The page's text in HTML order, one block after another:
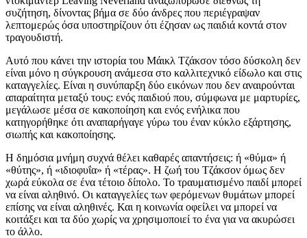
συζήτηση, δίνοντας βήμα σε δύο άνδρες που περιέγραψαν
λεπτομερώς όσα υποστηρίζουν ότι έζησαν ως παιδιά κοντά στον
τραγουδιστή.
Αυτό που κάνει την ιστορία του Μάικλ Τζάκσον τόσο δύσκολη δεν
είναι μόνο η σύγκρουση ανάμεσα στο καλλιτεχνικό είδωλο και στις
καταγγελίες. Είναι η συνύπαρξη δύο εικόνων που δεν αναιρούνται
απαραίτητα μεταξύ τους: ενός παιδιού που, σύμφωνα με μαρτυρίες,
μεγάλωσε μέσα σε κακοποίηση και ενός ενήλικα που
κατηγορήθηκε ότι αναπαρήγαγε γύρω του έναν κύκλο εξάρτησης,
σιωπής και κακοποίησης.
Η δημόσια μνήμη συχνά θέλει καθαρές απαντήσεις: ή «θύμα» ή
«θύτης», ή «ιδιοφυΐα» ή «τέρας». Η ζωή του Τζάκσον όμως δεν
χωρά εύκολα σε ένα τέτοιο δίπολο. Το τραυματισμένο παιδί μπορεί
να είναι αληθινό. Οι καταγγελίες των φερόμενων θυμάτων μπορεί
επίσης να είναι αληθινές. Και η κοινωνία οφείλει να μπορεί να
κοιτάξει και τα δύο χωρίς να χρησιμοποιεί το ένα για να ακυρώσει
το άλλο.